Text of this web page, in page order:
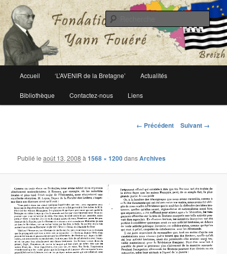
Fondation Yann Fouéré
Le site officiel de la fondation Yann Fouéré
principal
Aller
au
Accueil ‘L’AVENIR de la Bretagne’ Actualités
Bibliothèque Contactez-nous Liens
Navigation
← Précédent Suivant →
Publié leaoût 13, 2008 à1568 × 1200dansArchives